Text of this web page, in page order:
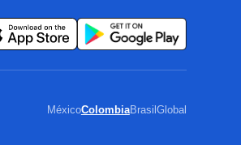
MéxicoColombiaBrasilGlobal